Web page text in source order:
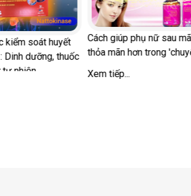
soát huyết
dưỡng, thuốc
nhiên
Cách giúp phụ nữ sau mãn
thỏa mãn hơn trong
Xem tiếp...